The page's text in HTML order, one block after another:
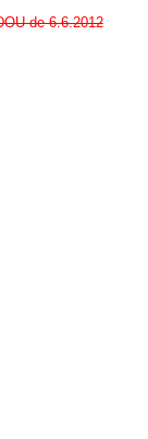
de 6.6.2012